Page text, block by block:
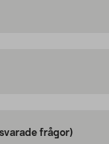
frågor)